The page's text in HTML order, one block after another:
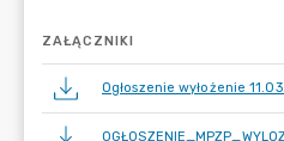
ZAŁĄCZNIKI
Ogłoszenie wyłożenie